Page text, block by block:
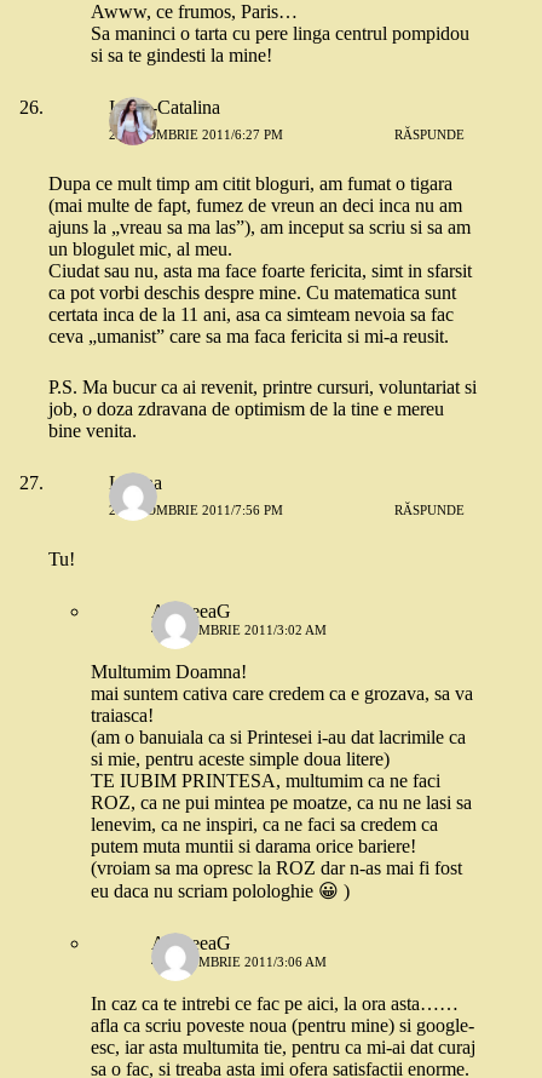
Awww, ce frumos, Paris…
Sa maninci o tarta cu pere linga centrul pompidou
si sa te gindesti la mine!
Ioana-Catalina
2 OCTOMBRIE 2011/6:27 PM RĂSPUNDE
Dupa ce mult timp am citit bloguri, am fumat o tigara
(mai multe de fapt, fumez de vreun an deci inca nu am
ajuns la „vreau sa ma las”), am inceput sa scriu si sa am
un blogulet mic, al meu.
Ciudat sau nu, asta ma face foarte fericita, simt in sfarsit
ca pot vorbi deschis despre mine. Cu matematica sunt
certata inca de la 11 ani, asa ca simteam nevoia sa fac
ceva „umanist” care sa ma faca fericita si mi-a reusit.
P.S. Ma bucur ca ai revenit, printre cursuri, voluntariat si
job, o doza zdravana de optimism de la tine e mereu
bine venita.
Liliana
2 OCTOMBRIE 2011/7:56 PM RĂSPUNDE
Tu!
AndreeaG
4 OCTOMBRIE 2011/3:02 AM
Multumim Doamna!
mai suntem cativa care credem ca e grozava, sa va
traiasca!
(am o banuiala ca si Printesei i-au dat lacrimile ca
si mie, pentru aceste simple doua litere)
TE IUBIM PRINTESA, multumim ca ne faci
ROZ, ca ne pui mintea pe moatze, ca nu ne lasi sa
lenevim, ca ne inspiri, ca ne faci sa credem ca
putem muta muntii si darama orice bariere!
(vroiam sa ma opresc la ROZ dar n-as mai fi fost
eu daca nu scriam polologhie 😀 )
AndreeaG
4 OCTOMBRIE 2011/3:06 AM
In caz ca te intrebi ce fac pe aici, la ora asta……
afla ca scriu poveste noua (pentru mine) si google-
esc, iar asta multumita tie, pentru ca mi-ai dat curaj
sa o fac, si treaba asta imi ofera satisfactii enorme.